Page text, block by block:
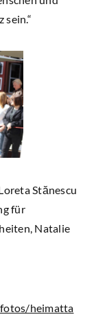
sein.“
Stănescu
für
Natalie
heimatta